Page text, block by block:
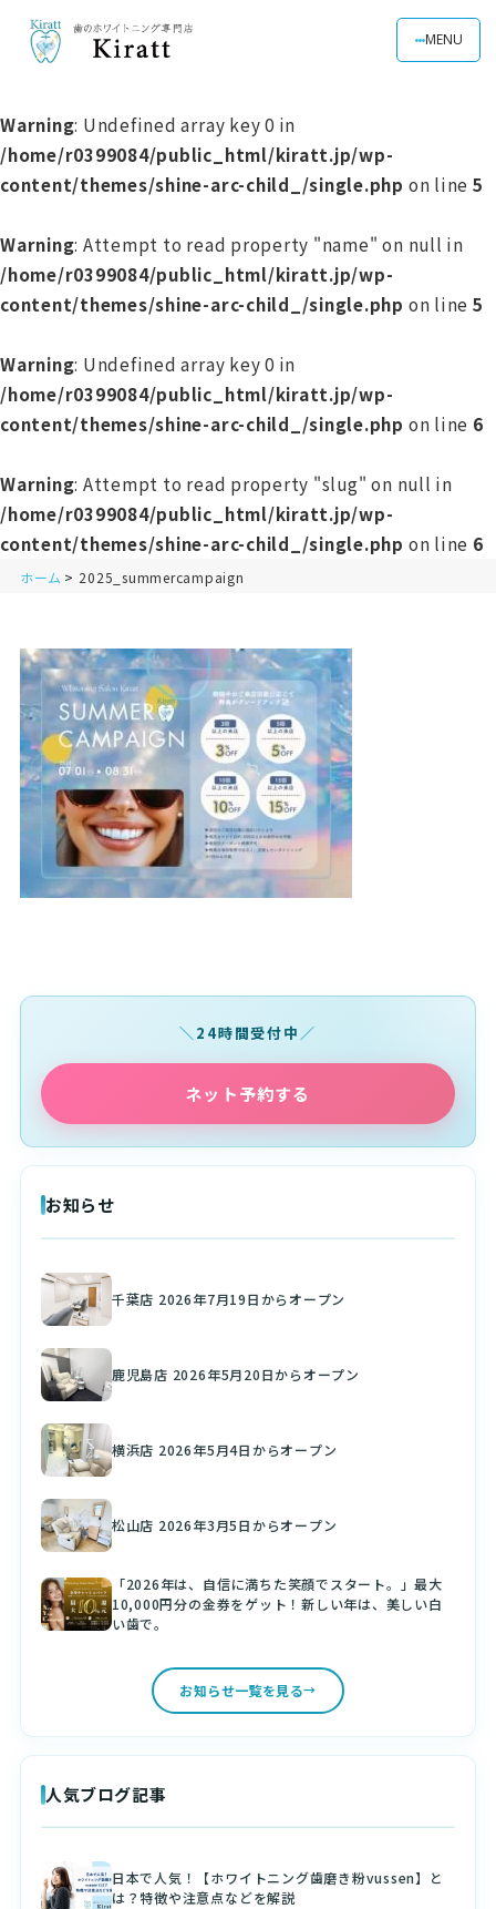
MENU
Warning: Undefined array key 0 in
/home/r0399084/public_html/kiratt.jp/wp-
content/themes/shine-arc-child_/single.php on line 5
Warning: Attempt to read property "name" on null in
/home/r0399084/public_html/kiratt.jp/wp-
content/themes/shine-arc-child_/single.php on line 5
Warning: Undefined array key 0 in
/home/r0399084/public_html/kiratt.jp/wp-
content/themes/shine-arc-child_/single.php on line 6
Warning: Attempt to read property "slug" on null in
/home/r0399084/public_html/kiratt.jp/wp-
content/themes/shine-arc-child_/single.php on line 6
ホーム 2025_summercampaign
24時間受付中
ネット予約する
お知らせ
千葉店 2026年7月19日からオープン
鹿児島店 2026年5月20日からオープン
横浜店 2026年5月4日からオープン
松山店 2026年3月5日からオープン
「2026年は、自信に満ちた笑顔でスタート。」最大
10,000円分の金券をゲット！新しい年は、美しい白
い歯で。
お知らせ一覧を見る
人気ブログ記事
日本で人気！【ホワイトニング歯磨き粉vussen】と
は？特徴や注意点などを解説